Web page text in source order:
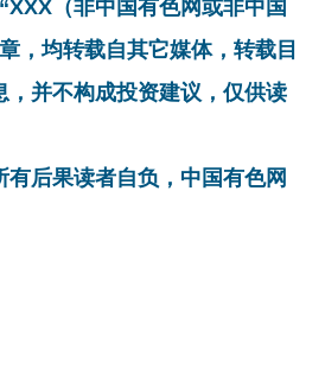
（非中国有色网或非中国
，均转载自其它媒体，转载目
，并不构成投资建议，仅供读
后果读者自负，中国有色网